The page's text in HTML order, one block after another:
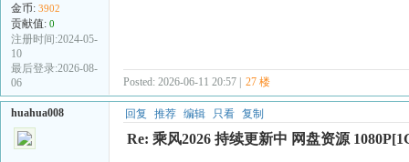
金币: 3902
贡献值: 0
注册时间:2024-05-
10
最后登录:2026-08-
06
Posted: 2026-06-11 20:57 | 27 楼
huahua008 回复 推荐 编辑 只看 复制
Re: 乘风2026 持续更新中 网盘资源